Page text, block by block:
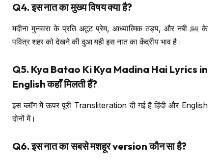
Q4. इस नात का मुख्य विषय क्या है?
मदीना मुनव्वरा के प्रति अटूट प्रेम, आध्यात्मिक तड़प, और नबी ﷺ के
पवित्र शहर को देखने की दुआ यही इस नात का केंद्रीय भाव है।
Q5. Kya Batao Ki Kya Madina Hai Lyrics in
English कहाँ मिलती हैं?
इस ब्लॉग में ऊपर पूरी Transliteration दी गई है हिंदी और English
दोनों में।
Q6. इस नात का सबसे मशहूर version कौन सा है?